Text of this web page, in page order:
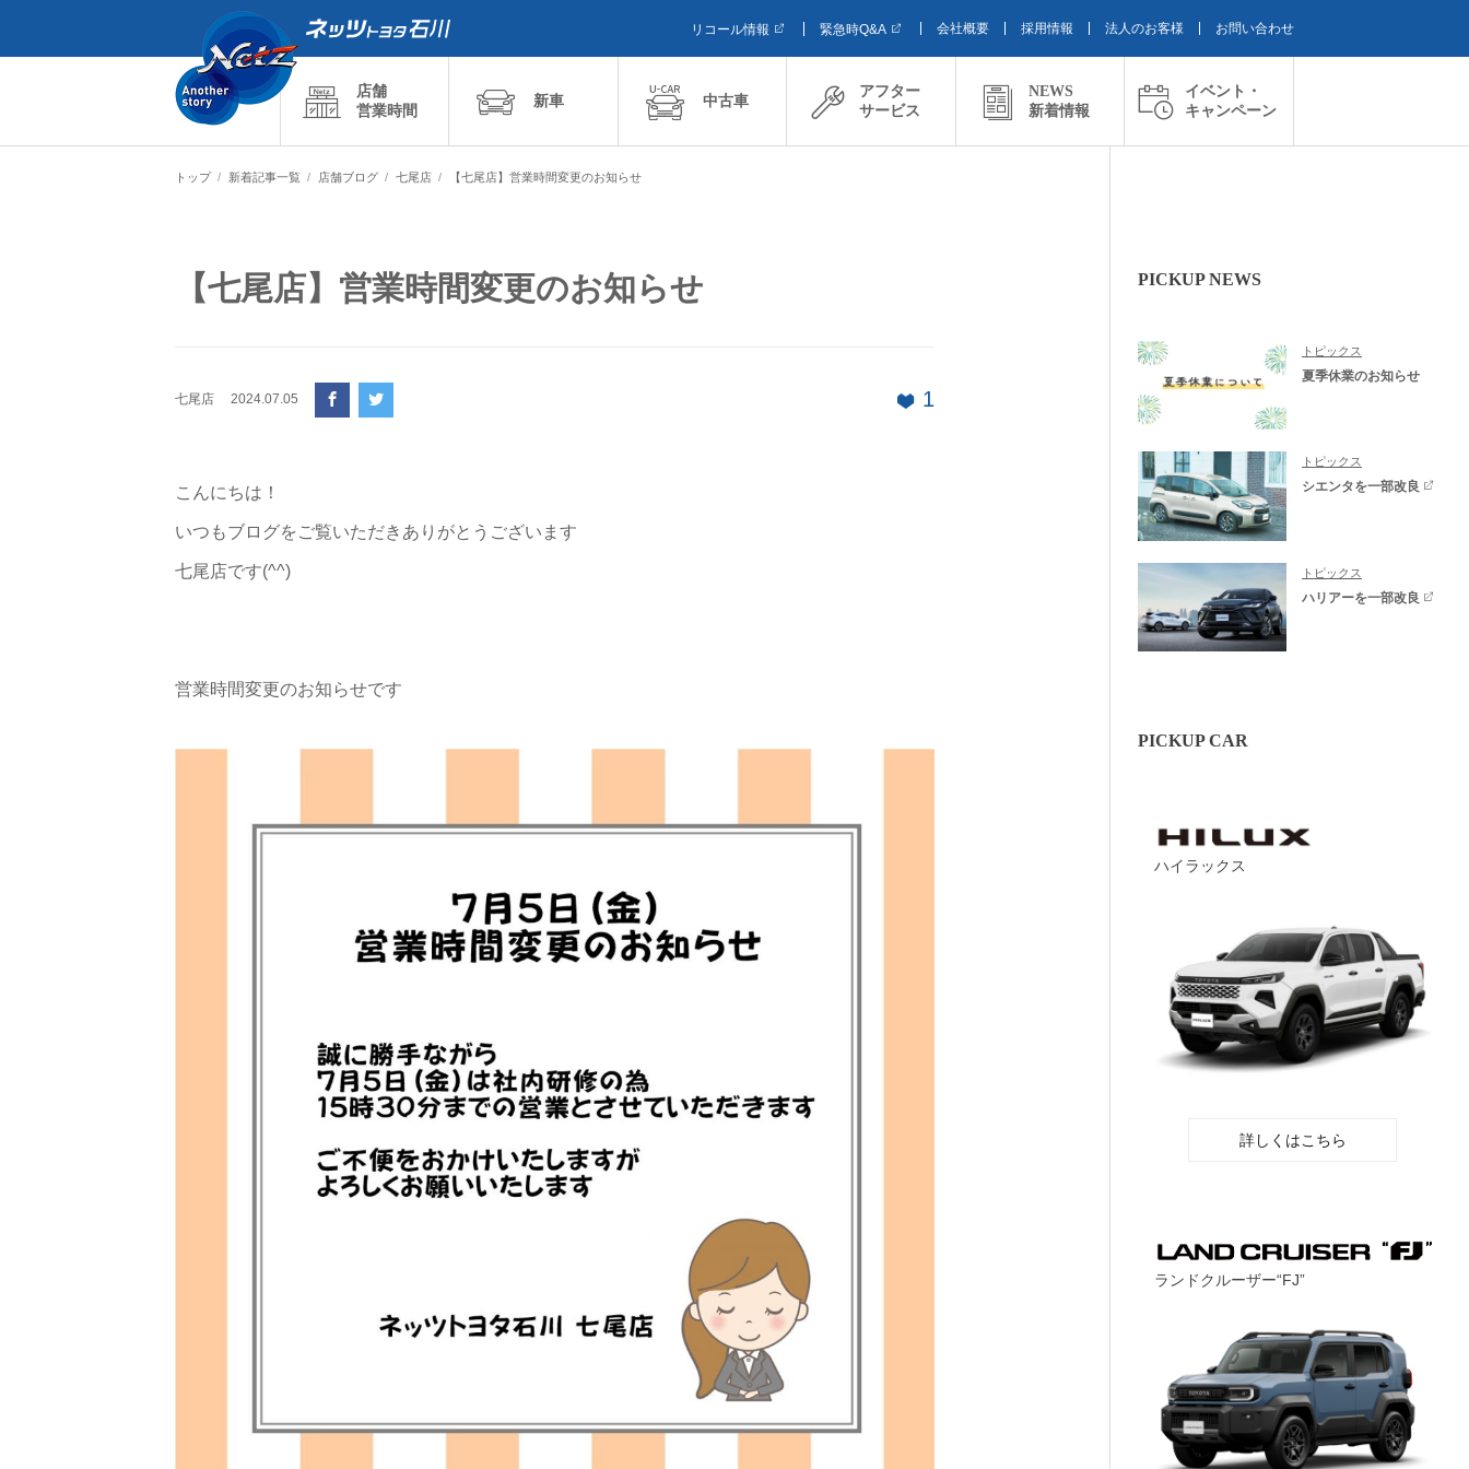
リコール情報 緊急時Q&A 会社概要 採用情報 法人のお客様 お問い合わせ
店舗
営業時間
新車 中古車
アフター
サービス
NEWS
新着情報
イベント・
キャンペーン
トップ 新着記事一覧 店舗ブログ 七尾店 【七尾店】営業時間変更のお知らせ
【七尾店】営業時間変更のお知らせ
七尾店 2024.07.05 1
こんにちは！
いつもブログをご覧いただきありがとうございます
七尾店です(^^)
営業時間変更のお知らせです
PICKUP NEWS
トピックス
夏季休業のお知らせ
トピックス
シエンタを一部改良
トピックス
ハリアーを一部改良
PICKUP CAR
ハイラックス
詳しくはこちら
ランドクルーザー“FJ”